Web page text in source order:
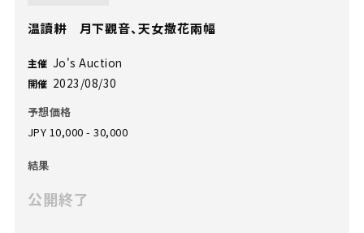
温讀耕 月下觀音、天女撒花兩幅
主催 Jo's Auction
開催 2023/08/30
予想価格
JPY 10,000 - 30,000
結果
公開終了